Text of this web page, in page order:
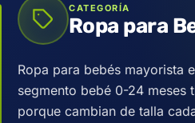
CATEGORÍA
Ropa para
Ropa para bebés mayorista
segmento bebé 0-24 meses
porque cambian de talla